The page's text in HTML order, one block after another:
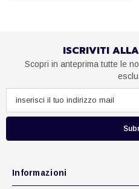
ISCRIVITI
Scopri in anteprima tutte le
Informazioni